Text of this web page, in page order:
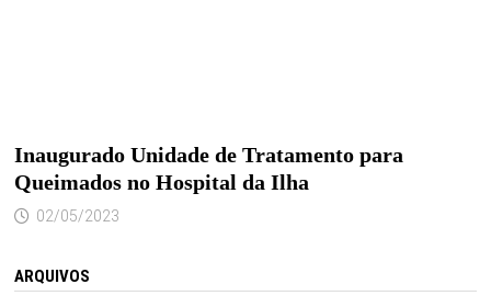
Inaugurado Unidade de Tratamento para
Queimados no Hospital da Ilha
02/05/2023
ARQUIVOS